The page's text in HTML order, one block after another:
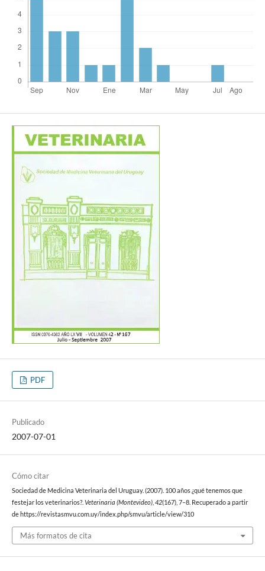
PDF
Publicado
2007-07-01
Cómo citar
Sociedad de Medicina Veterinaria del Uruguay. (2007). 100 años ¿qué tenemos que
festejar los veterinarios?. Veterinaria (Montevideo), 42(167), 7–8. Recuperado a partir
de https://revistasmvu.com.uy/index.php/smvu/article/view/310
Más formatos de cita